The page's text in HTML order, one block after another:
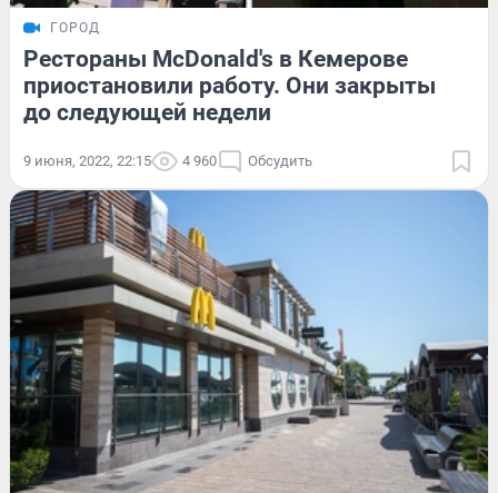
ГОРОД
Рестораны McDonald's в Кемерове
приостановили работу. Они закрыты
до следующей недели
9 июня, 2022, 22:15 4 960 Обсудить